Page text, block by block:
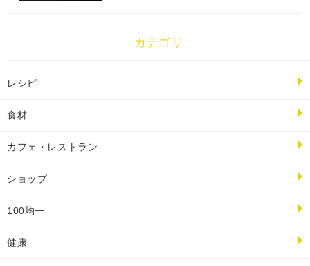
カテゴリ
レシピ
食材
カフェ・レストラン
ショップ
100均一
健康